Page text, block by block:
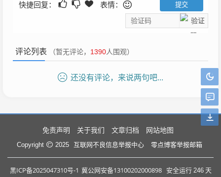
快捷回复： 表情：
评论列表 （暂无评论， 1390人围观）
还没有评论，来说两句吧...
免责声明 关于我们 文章归档 网站地图
Copyright 2025 互联网不良信息举报中心 零点博客举报邮箱
黑ICP备2025047310号-1 冀公网安备13100202000898 安全运行 246 天